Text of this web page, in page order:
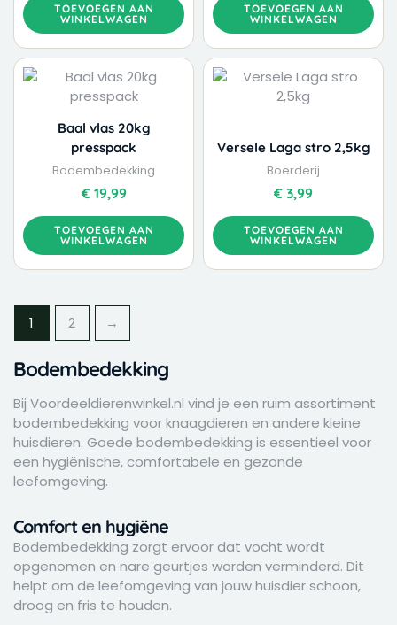
TOEVOEGEN AAN
WINKELWAGEN
TOEVOEGEN AAN
WINKELWAGEN
Baal vlas 20kg
presspack
Bodembedekking
€19,99
TOEVOEGEN AAN
WINKELWAGEN
Versele Laga stro 2,5kg
Boerderij
€ 3,99
TOEVOEGEN AAN
WINKELWAGEN
1 2 →
Bodembedekking
Bij Voordeeldierenwinkel.nl vind je een ruim assortiment
bodembedekking voor knaagdieren en andere kleine
huisdieren. Goede bodembedekking is essentieel voor
een hygiënische, comfortabele en gezonde
leefomgeving.
Comfort en hygiëne
Bodembedekking zorgt ervoor dat vocht wordt
opgenomen en nare geurtjes worden verminderd. Dit
helpt om de leefomgeving van jouw huisdier schoon,
droog en fris te houden.